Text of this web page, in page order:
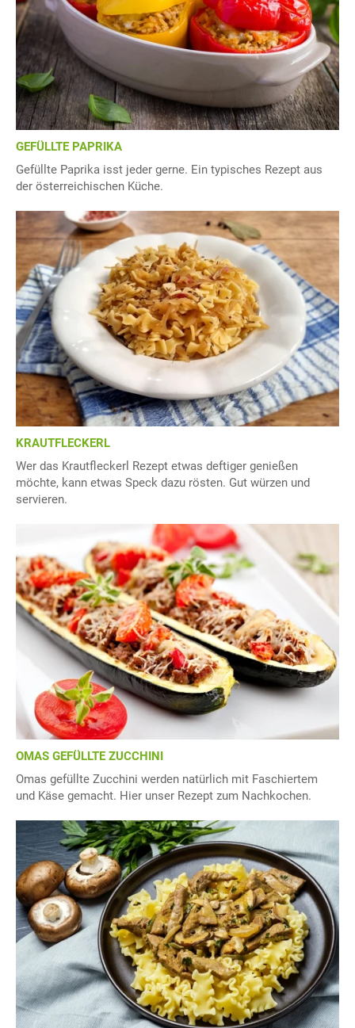
GEFÜLLTE PAPRIKA
Gefüllte Paprika isst jeder gerne. Ein typisches Rezept aus
der österreichischen Küche.
KRAUTFLECKERL
Wer das Krautfleckerl Rezept etwas deftiger genießen
möchte, kann etwas Speck dazu rösten. Gut würzen und
servieren.
OMAS GEFÜLLTE ZUCCHINI
Omas gefüllte Zucchini werden natürlich mit Faschiertem
und Käse gemacht. Hier unser Rezept zum Nachkochen.